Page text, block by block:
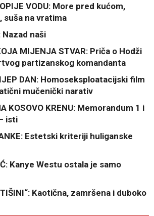
VODU: More pred kućom,
suša na vratima
Nazad naši
MIJENJA STVAR: Priča o Hodži
partizanskog komandanta
DAN: Homoseksploatacijski film
mučenički narativ
KOSOVO KRENU: Memorandum 1 i
isti
Estetski kriteriji huliganske
Kanye Westu ostala je samo
Kaotična, zamršena i duboko